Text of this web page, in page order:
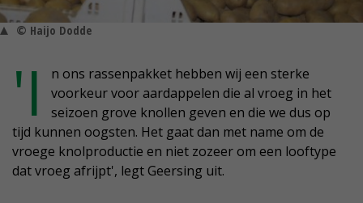
© Haijo Dodde
'I
n ons rassenpakket hebben wij een sterke
voorkeur voor aardappelen die al vroeg in het
seizoen grove knollen geven en die we dus op
tijd kunnen oogsten. Het gaat dan met name om de
vroege knolproductie en niet zozeer om een looftype
dat vroeg afrijpt', legt Geersing uit.